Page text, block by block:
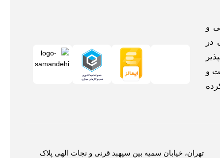
و
در
و
تهران، خیابان سمیه بین سپهبد قرنی و نجات الهی پلاک